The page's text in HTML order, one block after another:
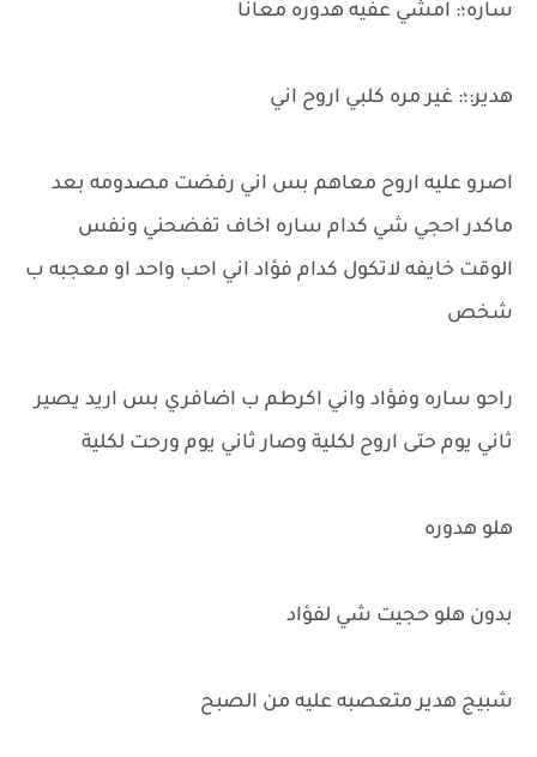
ساره؛: امشي عفيه هدوره معانا
هدير:؛: غير مره كلبي اروح اني
اصرو عليه اروح معاهم بس اني رفضت مصدومه بعد
ماكدر احجي شي كدام ساره اخاف تفضحني ونفس
الوقت خايفه لاتكول كدام فؤاد اني احب واحد او معجبه ب
شخص
راحو ساره وفؤاد واني اكرطم ب اضافري بس اريد يصير
ثاني يوم حتى اروح لكلية وصار ثاني يوم ورحت لكلية
هلو هدوره
بدون هلو حجيت شي لفؤاد
شبيج هدير متعصبه عليه من الصبح